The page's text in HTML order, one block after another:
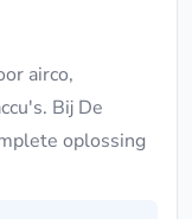
airco,
Bij De
oplossing